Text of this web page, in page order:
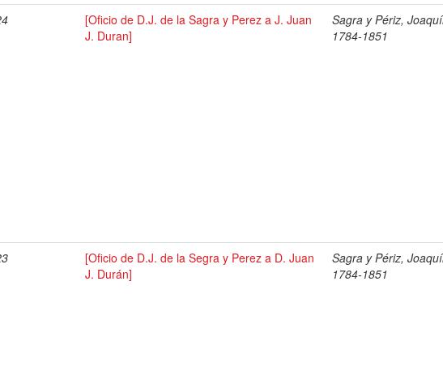
[Oficio de D.J. de la Sagra y Perez a J. Juan
J. Duran]
Sagra y Périz,
1784-1851
[Oficio de D.J. de la Segra y Perez a D. Juan
J. Durán]
Sagra y Périz,
1784-1851